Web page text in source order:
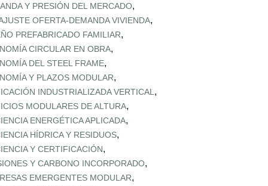
Y PRESIÓN DEL MERCADO,
OFERTA‑DEMANDA VIVIENDA,
PREFABRICADO FAMILIAR,
CIRCULAR EN OBRA,
DEL STEEL FRAME,
Y PLAZOS MODULAR,
INDUSTRIALIZADA VERTICAL ,
MODULARES DE ALTURA,
ENERGÉTICA APLICADA,
HÍDRICA Y RESIDUOS,
Y CERTIFICACIÓN,
Y CARBONO INCORPORADO,
EMERGENTES MODULAR,